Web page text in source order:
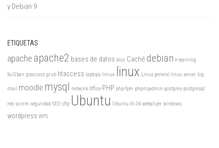
y Debian 9
ETIQUETAS
apache apache2 bases de datos bios Caché debian e-learning
fail2ban goaccess grub htaccess laptops liniux linux Linux general linux server log
mail moodle mysql network Office PHP php-fpm phpmyadmin postgres postgresql
red scorm seguridad SEO sftp Ubuntu Ubuntu 16.04 webalizer windows
wordpress WPS